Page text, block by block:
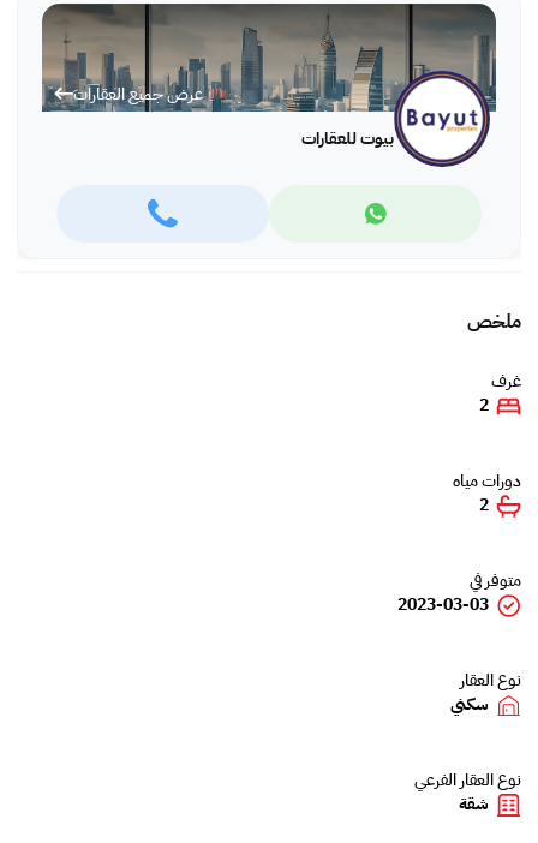
عرض جميع العقارات
بيوت للعقارات
ملخص
غرف
2
دورات مياه
2
متوفر في
2023-03-03
نوع العقار
سكني
نوع العقار الفرعي
شقة